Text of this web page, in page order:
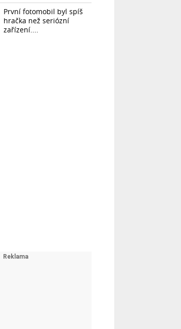
První fotomobil byl spíš
hračka než seriózní
zařízení....